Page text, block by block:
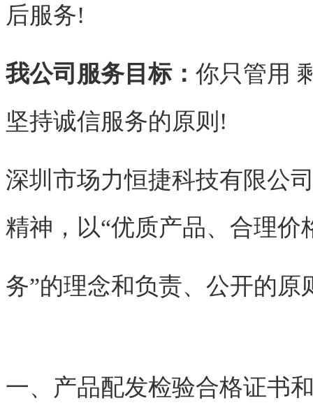
后服务!
我公司服务目标： 你只管用
坚持诚信服务的原则!
深圳市场力恒捷科技有限公
精神，以“优质产品、合理价
务”的理念和负责、公开的原
一、产品配发检验合格证书